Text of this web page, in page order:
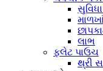
લાભ
ફ્લેટ પાઉચ
થ્રી